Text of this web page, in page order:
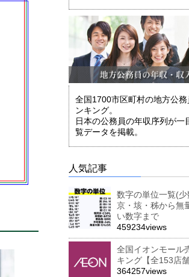
全国1700市区町村の地方公務
ンキング。
日本の公務員の年収序列が一
覧データを掲載。
人気記事
数字の単位一覧(少
京・垓・秭から無
い数字まで
459234views
全国イオンモール
キング【全153店舗
364257views